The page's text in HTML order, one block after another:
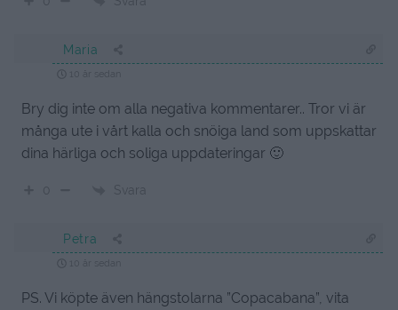
Maria
10 år sedan
Bry dig inte om alla negativa kommentarer.. Tror vi är
många ute i vårt kalla och snöiga land som uppskattar
dina härliga och soliga uppdateringar 🙂
0 Svara
Petra
10 år sedan
PS. Vi köpte även hängstolarna ”Copacabana”, vita